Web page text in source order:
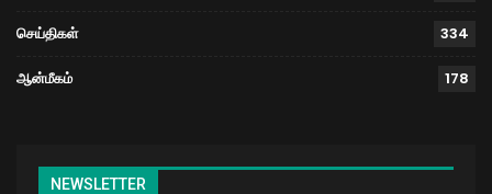
செய்திகள் 334
ஆன்மீகம் 178
NEWSLETTER